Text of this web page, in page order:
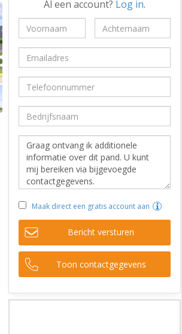
Al een account? Log in.
Maak direct een gratis account aan
Bericht versturen
Toon contactgegevens